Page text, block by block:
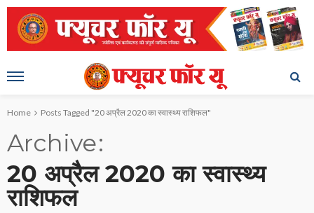
Home Posts Tagged "20 अप्रैल 2020 का स्वास्थ्य राशिफल"
Archive
20 अप्रैल 2020 का स्वास्थ्य
राशिफल